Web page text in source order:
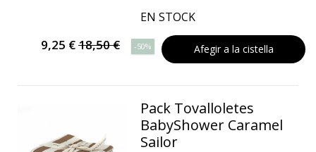
EN STOCK
9,25 €18,50 € -50% Afegir a la cistella
Pack Tovalloletes
BabyShower Caramel
Sailor